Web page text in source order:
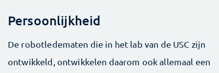
Persoonlijkheid
De robotledematen die in het lab van de USC zijn
ontwikkeld, ontwikkelen daarom ook allemaal een